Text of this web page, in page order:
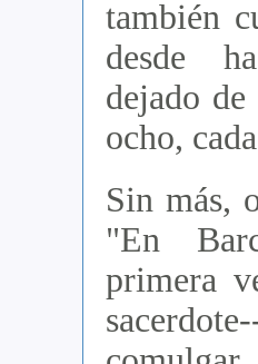
también
desde
dejado
ocho,
Sin más,
"En
primera